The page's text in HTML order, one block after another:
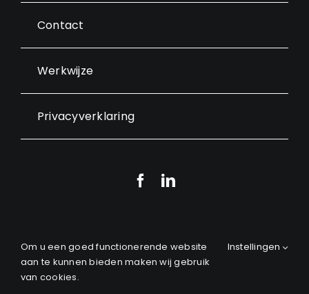
Contact
Werkwijze
Privacyverklaring
Beemi Bas Molekamp Interieurbouw • All Rights
Reserved • Powered by
Om u een goed functionerende website
aan te kunnen bieden maken wij gebruik
van cookies.
Instellingen